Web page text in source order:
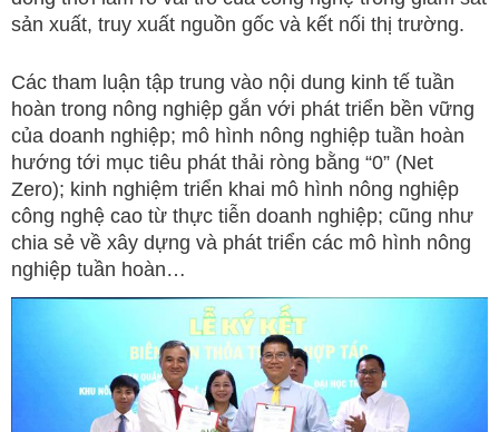
sản xuất, truy xuất nguồn gốc và kết nối thị trường.
Các tham luận tập trung vào nội dung kinh tế tuần
hoàn trong nông nghiệp gắn với phát triển bền vững
của doanh nghiệp; mô hình nông nghiệp tuần hoàn
hướng tới mục tiêu phát thải ròng bằng “0” (Net
Zero); kinh nghiệm triển khai mô hình nông nghiệp
công nghệ cao từ thực tiễn doanh nghiệp; cũng như
chia sẻ về xây dựng và phát triển các mô hình nông
nghiệp tuần hoàn…